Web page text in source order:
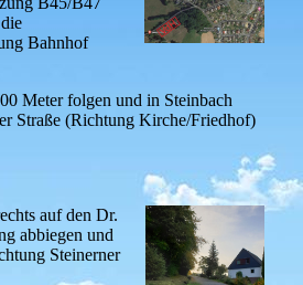
Bahnhof
Meter folgen und in Steinbach
Straße (Richtung Kirche/Friedhof)
auf den Dr.
abbiegen und
Steinerner